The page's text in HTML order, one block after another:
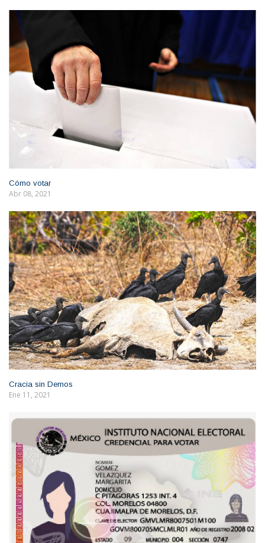
Cómo votar
Abr 08, 2021
Cracia sin Demos
Ene 11, 2021